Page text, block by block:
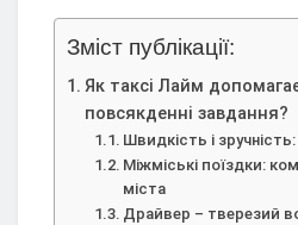
Зміст публікації:
Як таксі Лайм
повсякденні завдання?
Швидкість і зручність:
Міжміські поїздки:
міста
Драйвер – тверезий